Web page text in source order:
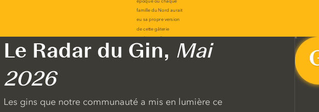
Le Radar du Gin, Mai
2026
Les gins que notre communauté a mis en lumière ce